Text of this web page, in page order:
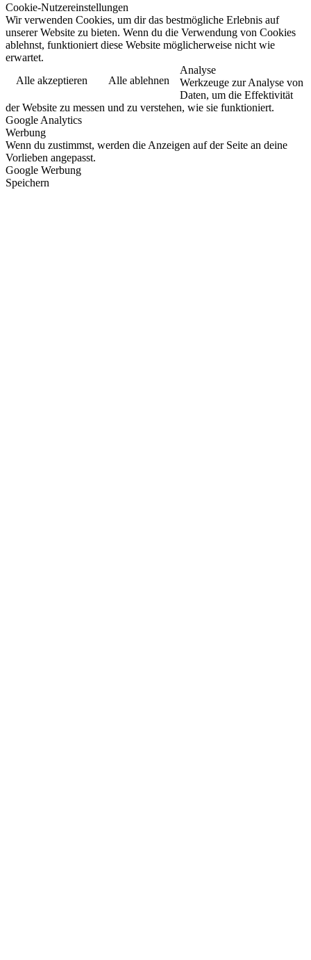
Cookie-Nutzereinstellungen
Wir verwenden Cookies, um dir das bestmögliche Erlebnis auf
unserer Website zu bieten. Wenn du die Verwendung von Cookies
ablehnst, funktioniert diese Website möglicherweise nicht wie
erwartet.
Alle akzeptieren
Alle ablehnen
Analyse
Werkzeuge zur Analyse von
Daten, um die Effektivität
der Website zu messen und zu verstehen, wie sie funktioniert.
Google Analytics
Werbung
Wenn du zustimmst, werden die Anzeigen auf der Seite an deine
Vorlieben angepasst.
Google Werbung
Speichern